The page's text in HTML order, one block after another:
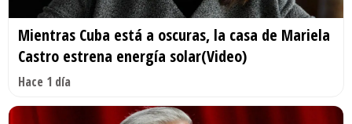
Mientras Cuba está a oscuras, la casa de Mariela
Castro estrena energía solar(Video)
Hace 1 día